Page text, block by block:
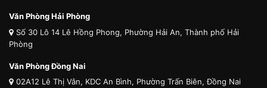
Văn Phòng Hải Phòng
Số 30 Lô 14 Lê Hồng Phong, Phường Hải An, Thành phố Hải
Phòng
Văn Phòng Đồng Nai
02A12 Lê Thị Vân, KDC An Bình, Phường Trấn Biên, Đồng Nai